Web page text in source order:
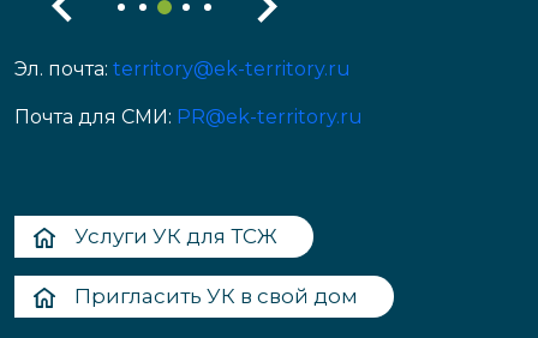
Эл. почта: territory@ek-territory.ru
Почта для СМИ: PR@ek-territory.ru
Услуги УК для ТСЖ
Пригласить УК в свой дом